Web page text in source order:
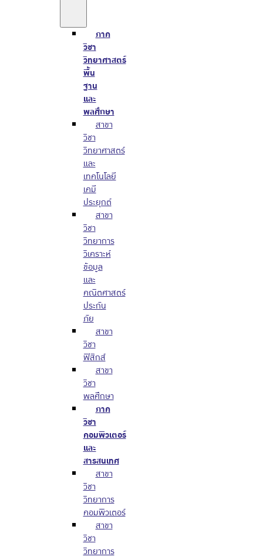
ภาค
วิชา
วิทยาศาสตร์
พื้น
ฐาน
และ
พลศึกษา
สาขา
วิชา
วิทยาศาสตร์
และ
เทคโนโลยี
เคมี
ประยุกต์
สาขา
วิชา
วิทยาการ
วิเคราะห์
ข้อมูล
และ
คณิตศาสตร์
ประกัน
ภัย
สาขา
วิชา
ฟิสิกส์
สาขา
วิชา
พลศึกษา
ภาค
วิชา
คอมพิวเตอร์
และ
สารสนเทศ
สาขา
วิชา
วิทยาการ
คอมพิวเตอร์
สาขา
วิชา
วิทยาการ